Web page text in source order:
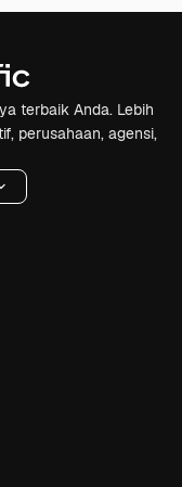
terbaik Anda. Lebih
perusahaan, agensi,